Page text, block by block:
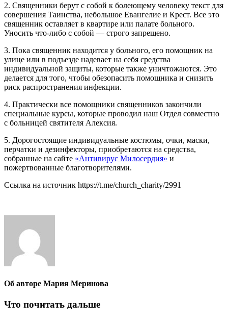
2. Священники берут с собой к болеющему человеку текст для
совершения Таинства, небольшое Евангелие и Крест. Все это
священник оставляет в квартире или палате больного.
Уносить что-либо с собой — строго запрещено.
3. Пока священник находится у больного, его помощник на
улице или в подъезде надевает на себя средства
индивидуальной защиты, которые также уничтожаются. Это
делается для того, чтобы обезопасить помощника и снизить
риск распространения инфекции.
4. Практически все помощники священников закончили
специальные курсы, которые проводил наш Отдел совместно
с больницей святителя Алексия.
5. Дорогостоящие индивидуальные костюмы, очки, маски,
перчатки и дезинфекторы, приобретаются на средства,
собранные на сайте «Антивирус Милосердия» и
пожертвованные благотворителями.
Ссылка на источник https://t.me/church_charity/2991
Об авторе Мария Меринова
Что почитать дальше